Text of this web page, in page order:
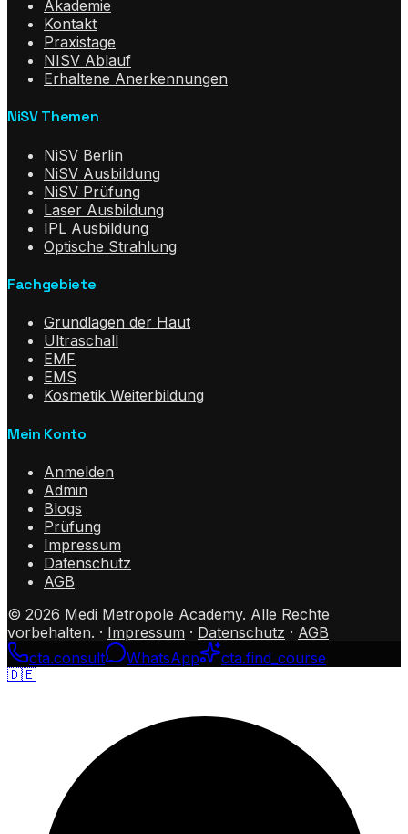
Akademie
Kontakt
Praxistage
NISV Ablauf
Erhaltene Anerkennungen
NiSV Themen
NiSV Berlin
NiSV Ausbildung
NiSV Prüfung
Laser Ausbildung
IPL Ausbildung
Optische Strahlung
Fachgebiete
Grundlagen der Haut
Ultraschall
EMF
EMS
Kosmetik Weiterbildung
Mein Konto
Anmelden
Admin
Blogs
Prüfung
Impressum
Datenschutz
AGB
© 2026 Medi Metropole Academy. Alle Rechte
vorbehalten. · Impressum · Datenschutz · AGB
cta.consult
WhatsApp cta.find_course
🇩🇪